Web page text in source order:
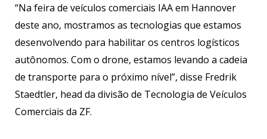
“Na feira de veículos comerciais IAA em Hannover
deste ano, mostramos as tecnologias que estamos
desenvolvendo para habilitar os centros logísticos
autônomos. Com o drone, estamos levando a cadeia
de transporte para o próximo nível”, disse Fredrik
Staedtler, head da divisão de Tecnologia de Veículos
Comerciais da ZF.